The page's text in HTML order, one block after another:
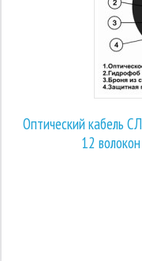
Оптический
12